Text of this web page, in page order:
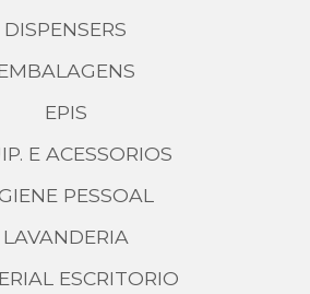
DISPENSERS
EPIS
E ACESSORIOS
PESSOAL
LAVANDERIA
ESCRITORIO